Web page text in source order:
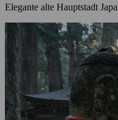
Elegante alte Hauptstadt